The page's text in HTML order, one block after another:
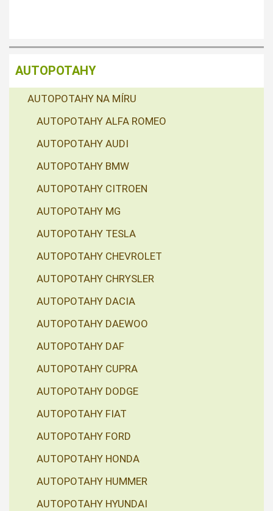
AUTOPOTAHY
AUTOPOTAHY NA MÍRU
AUTOPOTAHY ALFA ROMEO
AUTOPOTAHY AUDI
AUTOPOTAHY BMW
AUTOPOTAHY CITROEN
AUTOPOTAHY MG
AUTOPOTAHY TESLA
AUTOPOTAHY CHEVROLET
AUTOPOTAHY CHRYSLER
AUTOPOTAHY DACIA
AUTOPOTAHY DAEWOO
AUTOPOTAHY DAF
AUTOPOTAHY CUPRA
AUTOPOTAHY DODGE
AUTOPOTAHY FIAT
AUTOPOTAHY FORD
AUTOPOTAHY HONDA
AUTOPOTAHY HUMMER
AUTOPOTAHY HYUNDAI